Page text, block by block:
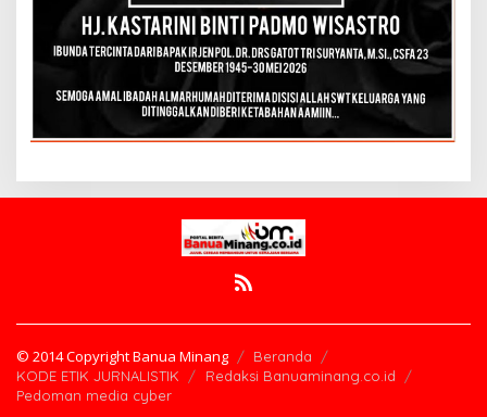
© 2014 Copyright Banua Minang
Beranda
KODE ETIK JURNALISTIK
Redaksi Banuaminang.co.id
Pedoman media cyber